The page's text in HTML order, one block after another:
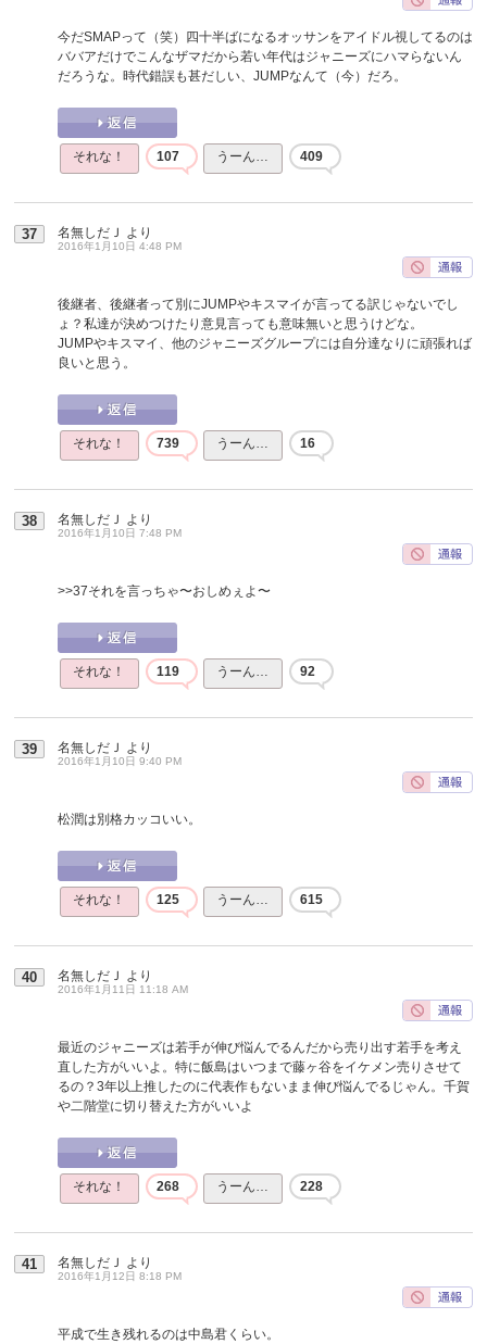
今だSMAPって（笑）四十半ばになるオッサンをアイドル視してるのは
ババアだけでこんなザマだから若い年代はジャニーズにハマらないん
だろうな。時代錯誤も甚だしい、JUMPなんて（今）だろ。
それな！ 107 うーん… 409
37 名無しだＪ より
2016年1月10日 4:48 PM
後継者、後継者って別にJUMPやキスマイが言ってる訳じゃないでし
ょ？私達が決めつけたり意見言っても意味無いと思うけどな。
JUMPやキスマイ、他のジャニーズグループには自分達なりに頑張れば
良いと思う。
それな！ 739 うーん… 16
38 名無しだＪ より
2016年1月10日 7:48 PM
>>37それを言っちゃ〜おしめぇよ〜
それな！ 119 うーん… 92
39 名無しだＪ より
2016年1月10日 9:40 PM
松潤は別格カッコいい。
それな！ 125 うーん… 615
40 名無しだＪ より
2016年1月11日 11:18 AM
最近のジャニーズは若手が伸び悩んでるんだから売り出す若手を考え
直した方がいいよ。特に飯島はいつまで藤ヶ谷をイケメン売りさせて
るの？3年以上推したのに代表作もないまま伸び悩んでるじゃん。千賀
や二階堂に切り替えた方がいいよ
それな！ 268 うーん… 228
41 名無しだＪ より
2016年1月12日 8:18 PM
平成で生き残れるのは中島君くらい。